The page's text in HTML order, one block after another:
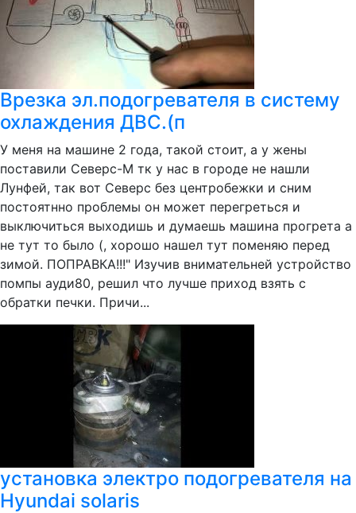
Врезка эл.подогревателя в систему
охлаждения ДВС.(п
У меня на машине 2 года, такой стоит, а у жены
поставили Северс-М тк у нас в городе не нашли
Лунфей, так вот Северс без центробежки и сним
постоятнно проблемы он может перегреться и
выключиться выходишь и думаешь машина прогрета а
не тут то было (, хорошо нашел тут поменяю перед
зимой. ПОПРАВКА!!!" Изучив внимательней устройство
помпы ауди80, решил что лучше приход взять с
обратки печки. Причи...
установка электро подогревателя на
Hyundai solaris